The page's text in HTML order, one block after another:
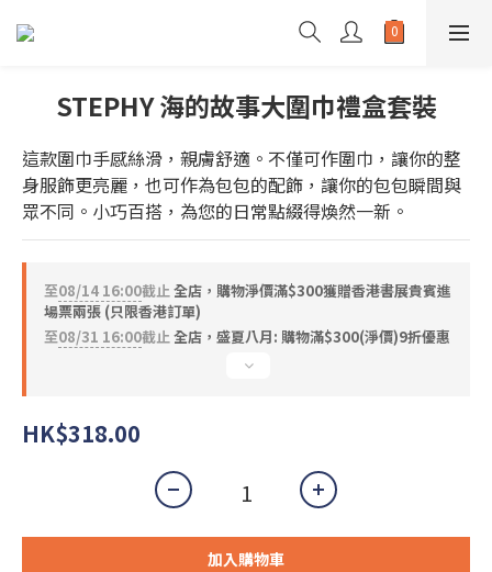
STEPHY 海的故事大圍巾禮盒套裝
這款圍巾手感絲滑，親膚舒適。不僅可作圍巾，讓你的整
身服飾更亮麗，也可作為包包的配飾，讓你的包包瞬間與
眾不同。小巧百搭，為您的日常點綴得煥然一新。
至08/14 16:00截止全店，購物淨價滿$300獲贈香港書展貴賓進
場票兩張 (只限香港訂單)
至08/31 16:00截止全店，盛夏八月: 購物滿$300(淨價)9折優惠
HK$318.00
加入購物車